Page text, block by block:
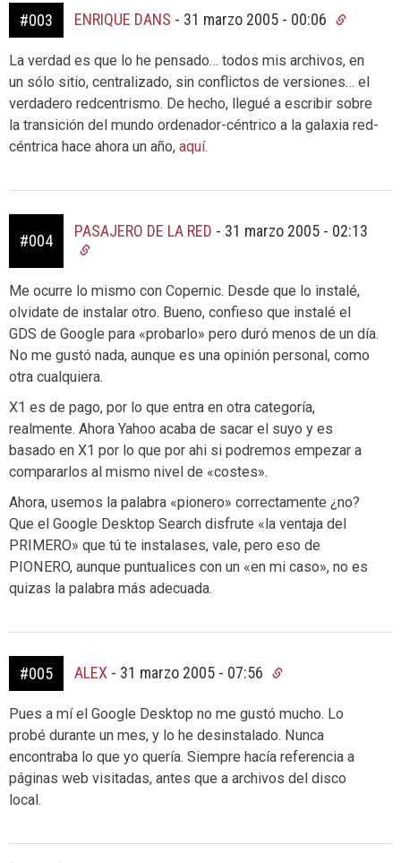
#003 ENRIQUE DANS - 31 marzo 2005 - 00:06
La verdad es que lo he pensado… todos mis archivos, en
un sólo sitio, centralizado, sin conflictos de versiones… el
verdadero redcentrismo. De hecho, llegué a escribir sobre
la transición del mundo ordenador-céntrico a la galaxia red-
céntrica hace ahora un año, aquí.
#004
PASAJERO DE LA RED - 31 marzo 2005 - 02:13
Me ocurre lo mismo con Copernic. Desde que lo instalé,
olvidate de instalar otro. Bueno, confieso que instalé el
GDS de Google para «probarlo» pero duró menos de un día.
No me gustó nada, aunque es una opinión personal, como
otra cualquiera.
X1 es de pago, por lo que entra en otra categoría,
realmente. Ahora Yahoo acaba de sacar el suyo y es
basado en X1 por lo que por ahi si podremos empezar a
compararlos al mismo nivel de «costes».
Ahora, usemos la palabra «pionero» correctamente ¿no?
Que el Google Desktop Search disfrute «la ventaja del
PRIMERO» que tú te instalases, vale, pero eso de
PIONERO, aunque puntualices con un «en mi caso», no es
quizas la palabra más adecuada.
#005 ALEX - 31 marzo 2005 - 07:56
Pues a mí el Google Desktop no me gustó mucho. Lo
probé durante un mes, y lo he desinstalado. Nunca
encontraba lo que yo quería. Siempre hacía referencia a
páginas web visitadas, antes que a archivos del disco
local.